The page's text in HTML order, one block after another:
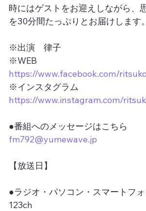
時にはゲストをお迎えしながら、
を30分間たっぷりとお届けします。
※出演　律子
※WEB
https://www.facebook.com/
※インスタグラム
https://www.instagram.com/
●番組へのメッセージはこちら
fm792@yumewave.jp
【放送日】
●ラジオ・パソコン・スマートフ
123ch